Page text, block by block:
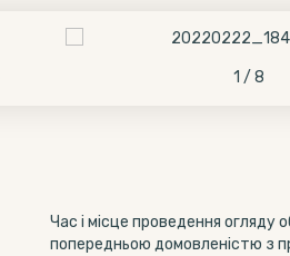
1 / 8
Час і місце проведення огляду
попередньою домовленістю з